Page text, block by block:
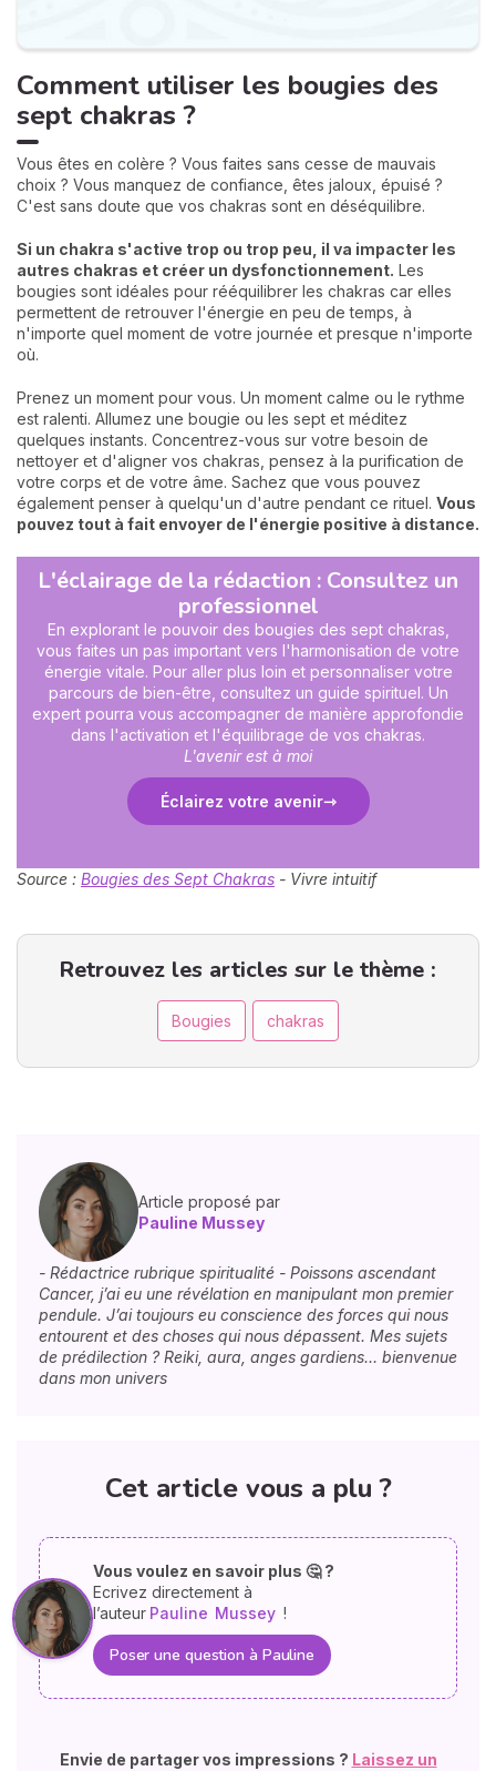
Comment utiliser les bougies des
sept chakras ?
Vous êtes en colère ? Vous faites sans cesse de mauvais
choix ? Vous manquez de confiance, êtes jaloux, épuisé ?
C'est sans doute que vos chakras sont en déséquilibre.
Si un chakra s'active trop ou trop peu, il va impacter les
autres chakras et créer un dysfonctionnement. Les
bougies sont idéales pour rééquilibrer les chakras car elles
permettent de retrouver l'énergie en peu de temps, à
n'importe quel moment de votre journée et presque n'importe
où.
Prenez un moment pour vous. Un moment calme ou le rythme
est ralenti. Allumez une bougie ou les sept et méditez
quelques instants. Concentrez-vous sur votre besoin de
nettoyer et d'aligner vos chakras, pensez à la purification de
votre corps et de votre âme. Sachez que vous pouvez
également penser à quelqu'un d'autre pendant ce rituel. Vous
pouvez tout à fait envoyer de l'énergie positive à distance.
L'éclairage de la rédaction : Consultez un
professionnel
En explorant le pouvoir des bougies des sept chakras,
vous faites un pas important vers l'harmonisation de votre
énergie vitale. Pour aller plus loin et personnaliser votre
parcours de bien-être, consultez un guide spirituel. Un
expert pourra vous accompagner de manière approfondie
dans l'activation et l'équilibrage de vos chakras.
L'avenir est à moi
Éclairez votre avenir
Source : Bougies des Sept Chakras - Vivre intuitif
Retrouvez les articles sur le thème :
Bougies chakras
Article proposé par
Pauline Mussey
- Rédactrice rubrique spiritualité - Poissons ascendant
Cancer, j’ai eu une révélation en manipulant mon premier
pendule. J’ai toujours eu conscience des forces qui nous
entourent et des choses qui nous dépassent. Mes sujets
de prédilection ? Reiki, aura, anges gardiens… bienvenue
dans mon univers
Cet article vous a plu ?
Vous voulez en savoir plus 🤔 ?
Ecrivez directement à
l’auteur Pauline Mussey !
Poser une question à Pauline
Envie de partager vos impressions ? Laissez un